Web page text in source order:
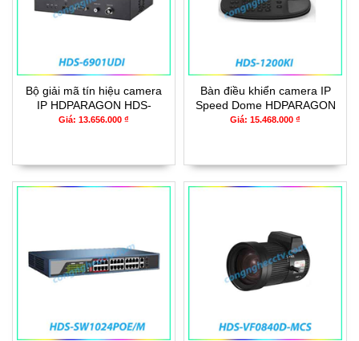
Bộ giải mã tín hiệu camera
IP HDPARAGON HDS-
6901UDI
Giá: 13.656.000 ₫
Bàn điều khiển camera IP
Speed Dome HDPARAGON
HDS-1200KI
Giá: 15.468.000 ₫